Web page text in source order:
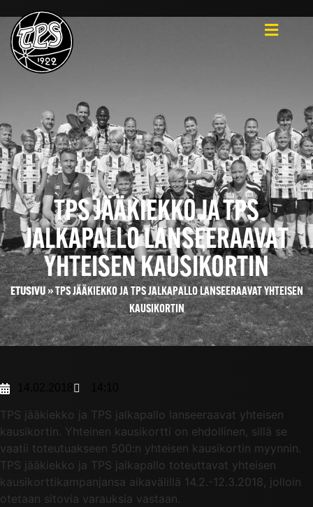
TPS JÄÄKIEKKO JA TPS
JALKAPALLO LANSEERAAVAT
YHTEISEN KAUSIKORTIN
ETUSIVU»TPS JÄÄKIEKKO JA TPS JALKAPALLO LANSEERAAVAT YHTEISEN
KAUSIKORTIN
TPS jääkiekko ja TPS jalkapallo lanseeraavat yhteisen
kausikortin. Yhteinen kausikortti on ehdollinen, sillä se
vaatii toteutuakseen 500:n yhteisen kausikortin myynnin.
TPS jääkiekko ja TPS jalkapallo toteuttavat yhteisen
kausikorttikampanjansa aikavälillä 14.2.-12.3.2018, jolloin
otetaan sitovia varauksia vastaan.